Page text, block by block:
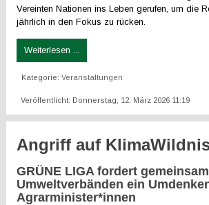
Vereinten Nationen ins Leben gerufen, um die
jährlich in den Fokus zu rücken.
Weiterlesen ...
Kategorie:Veranstaltungen
Veröffentlicht: Donnerstag, 12. März 2026 11:19
Angriff auf
GRÜNE LIGA fordert
Umweltverbänden ein
Agrarminister*innen